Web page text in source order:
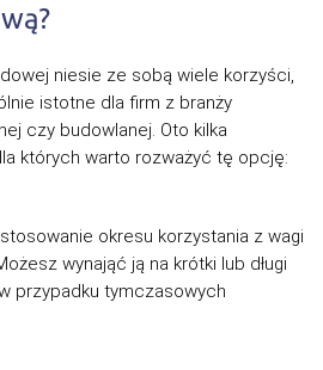
niesie ze sobą wiele korzyści,
istotne dla firm z branży
czy budowlanej. Oto kilka
których warto rozważyć tę opcję:
okresu korzystania z wagi
wynająć ją na krótki lub długi
przypadku tymczasowych